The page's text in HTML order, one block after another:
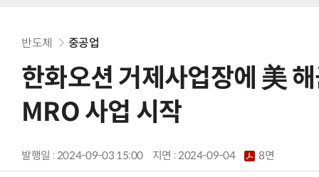
반도체 중공업
한화오션 거제사업장에 美
MRO 사업 시작
발행일 : 2024-09-03 15:00 지면 :2024-09-04 8면